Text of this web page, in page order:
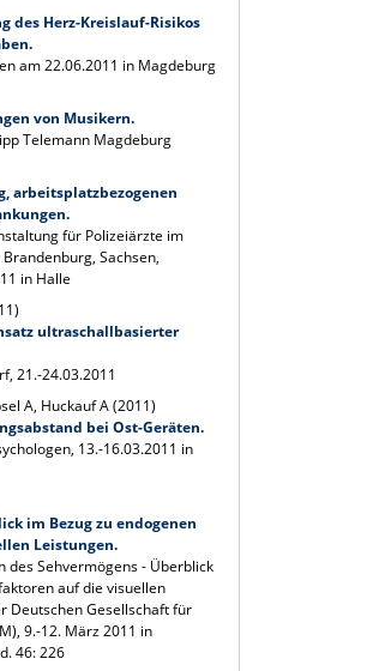
des Herz-Kreislauf-Risikos
am 22.06.2011 in Magdeburg
von Musikern.
Telemann Magdeburg
arbeitsplatzbezogenen
für Polizeiärzte im
Sachsen,
in Halle
ultraschallbasierter
21.-24.03.2011
A, Huckauf A (2011)
bei Ost-Geräten.
13.-16.03.2011 in
im Bezug zu endogenen
Leistungen.
des Sehvermögens - Überblick
auf die visuellen
Deutschen Gesellschaft für
9.-12. März 2011 in
46: 226